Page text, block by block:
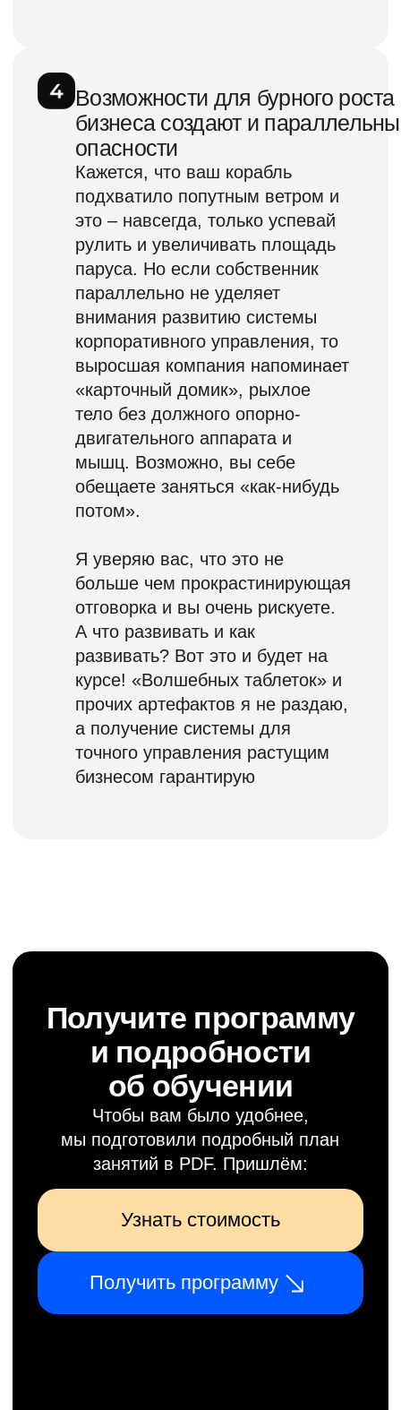
VIP
Доступ к записям курса:
7 месяцев после завершения
из 7-
Изучение уроков на учебной
платформе
Рабочая тетрадь к лекциям
Сертификат об обучении
в школе регулярного
менеджмента
х8 сессии вопрос-ответ с А.
Фридманом в составе
группы
Личная консультация А.
Фридмана, коучинговая
сессия до 2-х часов
Цена растёт по мере приближения
даты курса, узнайте актуальную
стоимость сейчас:
Узнать стоимость
Бизнес
4 месяца после завершения
Изучение уроков на учебной
платформе
Рабочая тетрадь к лекциям
Сертификат об обучении
в школе регулярного
менеджмента
х7 сессии вопрос-ответ с А.
Фридманом в составе
группы
Личная консультация А.
Фридмана, коучинговая
сессия до 2-х часов
Стандарт
доступ на время прохождения
Изучение уроков на учебной
платформе
Рабочая тетрадь к лекциям
Сертификат об обучении
в школе регулярного
менеджмента
х5 сессия вопрос-ответ с А.
Фридманом в составе
группы
сессия до 2-х часов
Цена растёт по мере приближения
даты курса, узнайте актуальную
стоимость сейчас:
Узнать стоимость